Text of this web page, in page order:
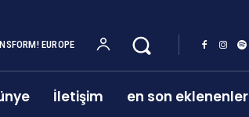
EUROPE
İletişim en son eklenenler